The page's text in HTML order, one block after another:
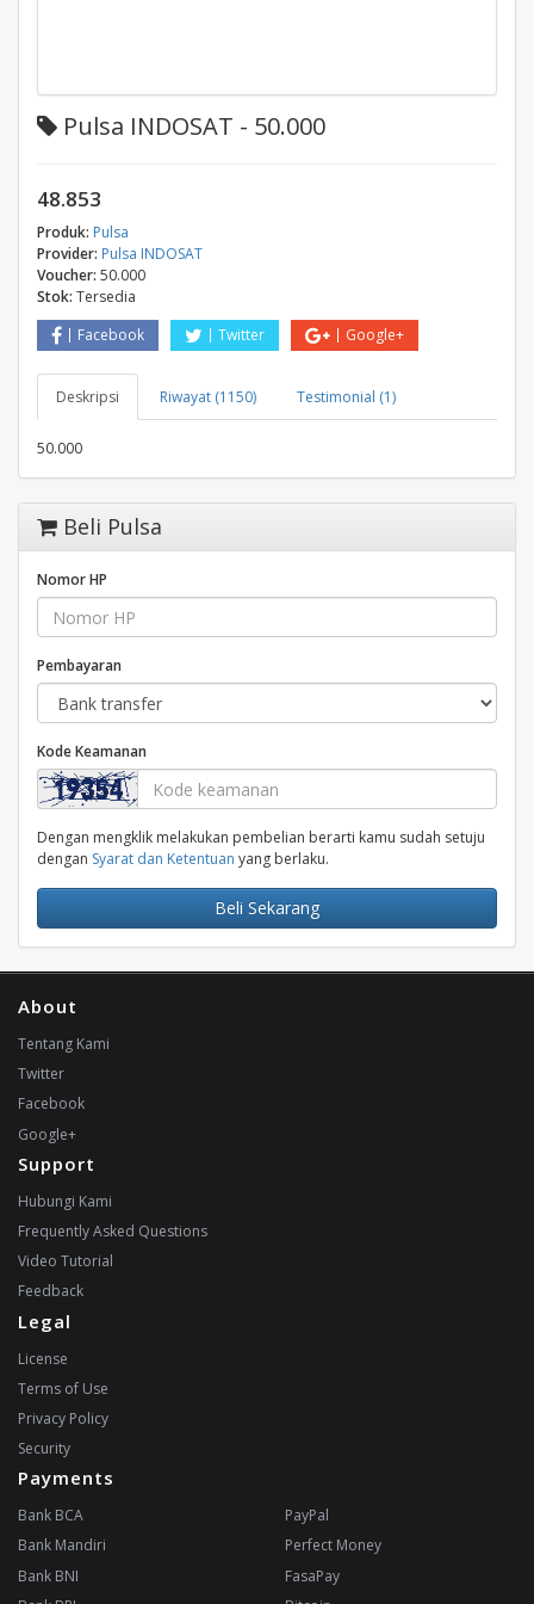
Pulsa INDOSAT - 50.000
48.853
Produk: Pulsa
Provider: Pulsa INDOSAT
Voucher: 50.000
Stok: Tersedia
Facebook
Twitter Google+
Deskripsi Riwayat (1150) Testimonial (1)
50.000
Beli Pulsa
Nomor HP
Pembayaran
Kode Keamanan
Dengan mengklik melakukan pembelian berarti kamu sudah setuju
dengan Syarat dan Ketentuan yang berlaku.
Beli Sekarang
About
Tentang Kami
Twitter
Facebook
Google+
Support
Hubungi Kami
Frequently Asked Questions
Video Tutorial
Feedback
Legal
License
Terms of Use
Privacy Policy
Security
Payments
Bank BCA
Bank Mandiri
Bank BNI
PayPal
Perfect Money
FasaPay